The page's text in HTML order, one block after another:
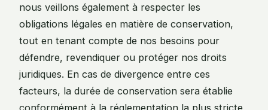
nous veillons également à respecter les
obligations légales en matière de conservation,
tout en tenant compte de nos besoins pour
défendre, revendiquer ou protéger nos droits
juridiques. En cas de divergence entre ces
facteurs, la durée de conservation sera établie
conformément à la réglementation la plus stricte